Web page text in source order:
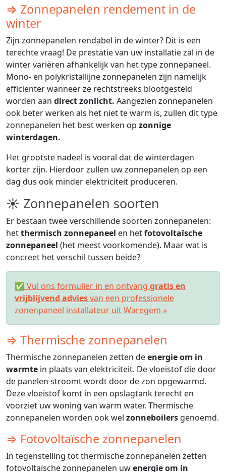
⇒ Zonnepanelen rendement in de
winter
Zijn zonnepanelen rendabel in de winter? Dit is een
terechte vraag! De prestatie van uw installatie zal in de
winter variëren afhankelijk van het type zonnepaneel.
Mono- en polykristallijne zonnepanelen zijn namelijk
efficiënter wanneer ze rechtstreeks blootgesteld
worden aan direct zonlicht. Aangezien zonnepanelen
ook beter werken als het niet te warm is, zullen dit type
zonnepanelen het best werken op zonnige
winterdagen.
Het grootste nadeel is vooral dat de winterdagen
korter zijn. Hierdoor zullen uw zonnepanelen op een
dag dus ook minder elektriciteit produceren.
☀ Zonnepanelen soorten
Er bestaan twee verschillende soorten zonnepanelen:
hetthermisch zonnepaneel en hetfotovoltaïsche
zonnepaneel (het meest voorkomende). Maar wat is
concreet het verschil tussen beide?
✅ Vul ons formulier in en ontvang gratis en
vrijblijvend adviesvan een professionele
zonenpaneel installateur uit Waregem »
⇒ Thermische zonnepanelen
Thermische zonnepanelen zetten deenergie om in
warmte in plaats van elektriciteit. De vloeistof die door
de panelen stroomt wordt door de zon opgewarmd.
Deze vloeistof komt in een opslagtank terecht en
voorziet uw woning van warm water. Thermische
zonnepanelen worden ook wel zonneboilers genoemd.
⇒ Fotovoltaïsche zonnepanelen
In tegenstelling tot thermische zonnepanelen zetten
fotovoltaïsche zonnepanelen uwenergie om in